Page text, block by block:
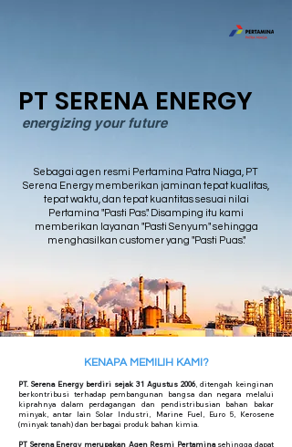
PT SERENA ENERGY
energizing your future
Sebagai agen resmi Pertamina Patra Niaga, PT
Serena Energy memberikan jaminan tepat kualitas,
tepat waktu, dan tepat kuantitas sesuai nilai
Pertamina "Pasti Pas". Disamping itu kami
memberikan layanan "Pasti Senyum" sehingga
menghasilkan customer yang "Pasti Puas".
KENAPA MEMILIH KAMI?
PT. Serena Energy berdiri sejak 31 Agustus 2006, ditengah keinginan
berkontribusi terhadap pembangunan bangsa dan negara melalui
kiprahnya dalam perdagangan dan pendistribusian bahan bakar
minyak, antar lain Solar Industri, Marine Fuel, Euro 5, Kerosene
(minyak tanah) dan berbagai produk bahan kimia.
PT Serena Energy merupakan Agen Resmi Pertaminasehingga dapat